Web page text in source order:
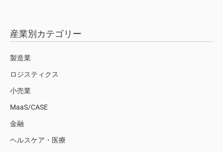
産業別カテゴリー
製造業
ロジスティクス
小売業
MaaS/CASE
金融
ヘルスケア・医療